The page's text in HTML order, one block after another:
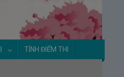
TÍNH ĐIỂM THI